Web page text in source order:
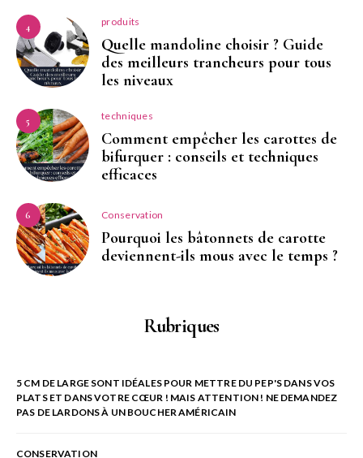
4 produits
Quelle mandoline choisir ? Guide
des meilleurs trancheurs pour tous
les niveaux
5 techniques
Comment empêcher les carottes de
bifurquer : conseils et techniques
efficaces
6 Conservation
Pourquoi les bâtonnets de carotte
deviennent-ils mous avec le temps ?
Rubriques
5 CM DE LARGE SONT IDÉALES POUR METTRE DU PEP'S DANS VOS
PLATS ET DANS VOTRE CŒUR ! MAIS ATTENTION ! NE DEMANDEZ
PAS DE LARDONS À UN BOUCHER AMÉRICAIN
CONSERVATION